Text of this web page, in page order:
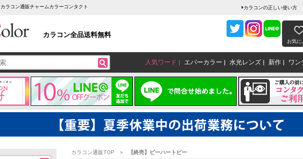
ラコン通販チャームカラーコンタクト カラコンの正しい使い方
カラコン全品送料無料
お気に
人気ワード エバーカラー 水光レンズ 新作 ワン
カラコン通販TOP 【終売】ビーハートビー